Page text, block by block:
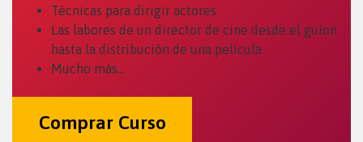
Técnicas para dirigir actores
Las labores de un director de cine desde el guion
hasta la distribución de una película
Mucho más…
Comprar Curso